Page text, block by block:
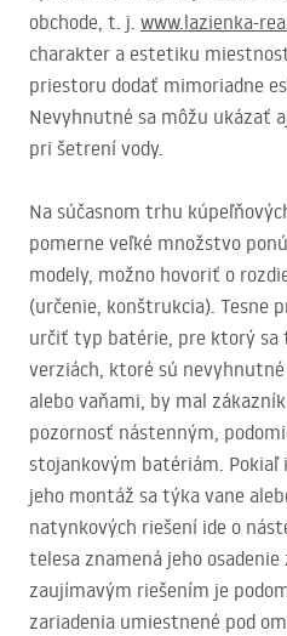
obchode, t. j. www.lazienka-
charakter a estetiku
priestoru dodať mimoriadne
Nevyhnutné sa môžu ukázať
pri šetrení vody.
Na súčasnom trhu
pomerne veľké množstvo
modely, možno hovoriť o
(určenie, konštrukcia). Tesne
určiť typ batérie, pre ktorý sa
verziách, ktoré sú
alebo vaňami, by mal
pozornosť nástenným,
stojankovým batériám. Pokiaľ
jeho montáž sa týka vane
natynkových riešení ide o
telesa znamená jeho
zaujímavým riešením je
zariadenia umiestnené pod